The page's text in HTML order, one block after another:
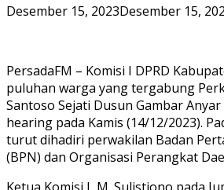
Desember 15, 2023Desember 15,
PersadaFM – Komisi I DPRD
puluhan warga yang tergabung
Santoso Sejati Dusun Gambar
hearing pada Kamis (14/12/2023).
turut dihadiri perwakilan Badan
(BPN) dan Organisasi Perangkat